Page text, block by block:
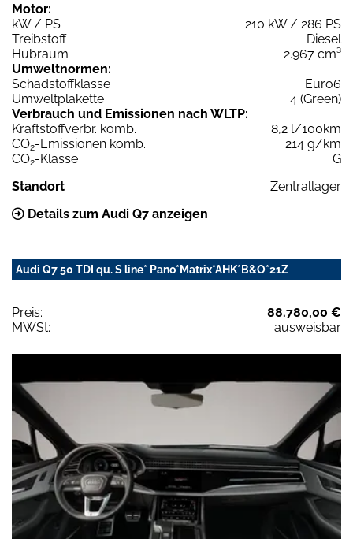
Motor:
kW / PS
210 kW / 286 PS
Treibstoff
Diesel
Hubraum
2.967 cm³
Umweltnormen:
Schadstoffklasse
Euro6
Umweltplakette
4 (Green)
Verbrauch und Emissionen nach WLTP:
Kraftstoffverbr. komb.
8,2 l/100km
CO2-Emissionen komb.
214 g/km
CO2-Klasse
G
Standort
Zentrallager
Details zum Audi Q7 anzeigen
Audi Q7 50 TDI qu. S line* Pano*Matrix*AHK*B&O*21Z
Preis:
88.780,00 €
MWSt:
ausweisbar